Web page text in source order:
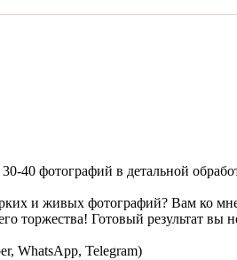
40 фотографий в детальной
и живых фотографий? Вам ко
торжества! Готовый результат вы
WhatsApp, Telegram)